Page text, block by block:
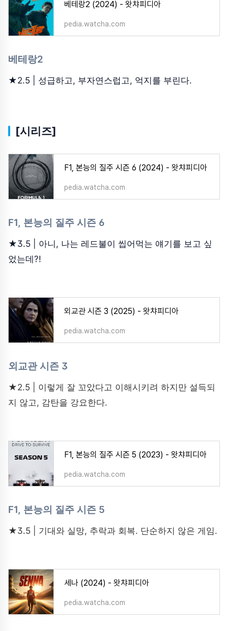
베테랑2 (2024) - 왓챠피디아
pedia.watcha.com
베테랑2
★2.5 | 성급하고, 부자연스럽고, 억지를 부린다.
[시리즈]
F1, 본능의 질주 시즌 6 (2024) - 왓챠피디아
pedia.watcha.com
F1, 본능의 질주 시즌 6
★3.5 | 아니, 나는 레드불이 씹어먹는 얘기를 보고 싶
었는데?!
외교관 시즌 3 (2025) - 왓챠피디아
pedia.watcha.com
외교관 시즌 3
★2.5 | 이렇게 잘 꼬았다고 이해시키려 하지만 설득되
지 않고, 감탄을 강요한다.
F1, 본능의 질주 시즌 5 (2023) - 왓챠피디아
pedia.watcha.com
F1, 본능의 질주 시즌 5
★3.5 | 기대와 실망, 추락과 회복. 단순하지 않은 게임.
세나 (2024) - 왓챠피디아
pedia.watcha.com